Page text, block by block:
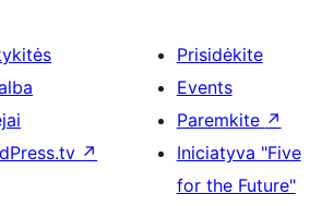
↗
Prisidėkite
Events
Paremkite ↗
Iniciatyva "Five
for the Future"